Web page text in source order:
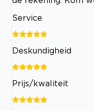
Service
Deskundigheid
Prijs/kwaliteit